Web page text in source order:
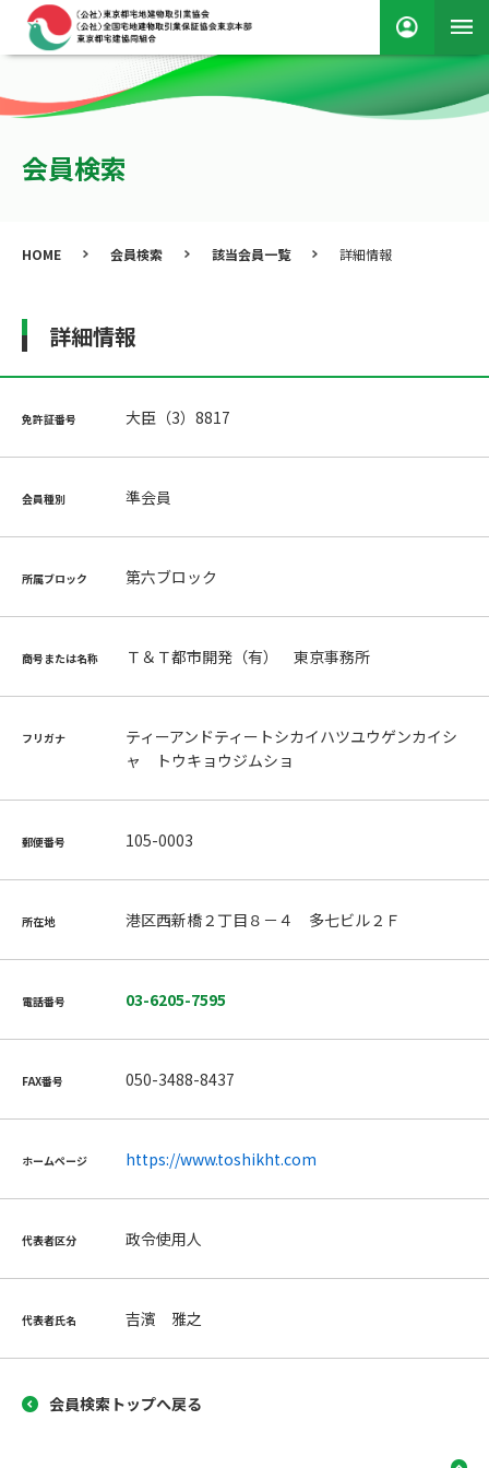
会員検索
HOME 会員検索 該当会員一覧 詳細情報
詳細情報
免許証番号 大臣（3）8817
会員種別 準会員
所属ブロック 第六ブロック
商号または名称 Ｔ＆Ｔ都市開発（有） 東京事務所
フリガナ
ティーアンドティートシカイハツユウゲンカイシ
ャ トウキョウジムショ
郵便番号 105-0003
所在地 港区西新橋２丁目８－４ 多七ビル２Ｆ
電話番号 03-6205-7595
FAX番号 050-3488-8437
ホームページ https://www.toshikht.com
代表者区分 政令使用人
代表者氏名 吉濱 雅之
会員検索トップへ戻る